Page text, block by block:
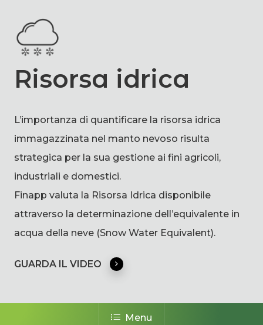
Risorsa idrica
L’importanza di quantificare la risorsa idrica
immagazzinata nel manto nevoso risulta
strategica per la sua gestione ai fini agricoli,
industriali e domestici.
Finapp valuta la Risorsa Idrica disponibile
attraverso la determinazione dell’equivalente in
acqua della neve (Snow Water Equivalent).
GUARDA IL VIDEO
Menu